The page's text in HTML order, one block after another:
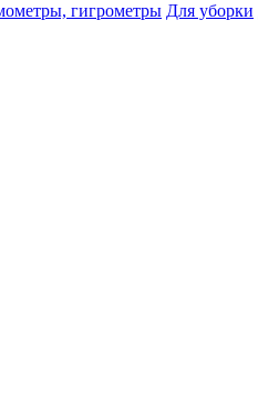
гигрометры Для уборки